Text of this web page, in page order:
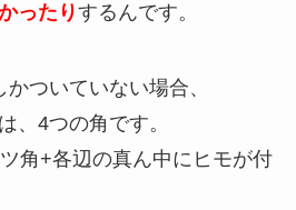
ったりするんです。
ついていない場合、
、4つの角です。
角+各辺の真ん中にヒモが付